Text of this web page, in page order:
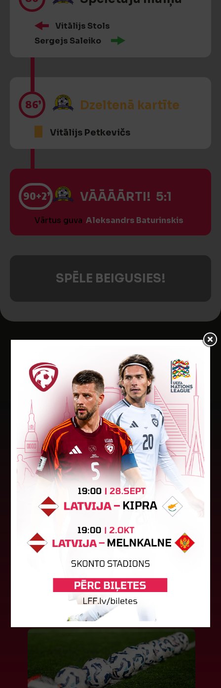
Vitālijs Stols
Sergejs Saleiko
86’ Dzeltenā kartīte
Vitālijs Petkevičs
90+2’ VĀĀĀĀRTI! 5:1
Vārtus guva Aleksandrs Baturinskis
SPĒLE BEIGUSIES!
Jaunākās ziņas
"Riga FC Women" beidz
vēsturisko eirokausu sezonu
Latvijas klubs "Riga FC Women" sestdien UEFA
Čempionu līgas kvalifikācijas otrajā kārtā ar 1:4
piekāpās Lietuvas "Gintra". Ar šo spēli Latvijas
08. augusts 2026.